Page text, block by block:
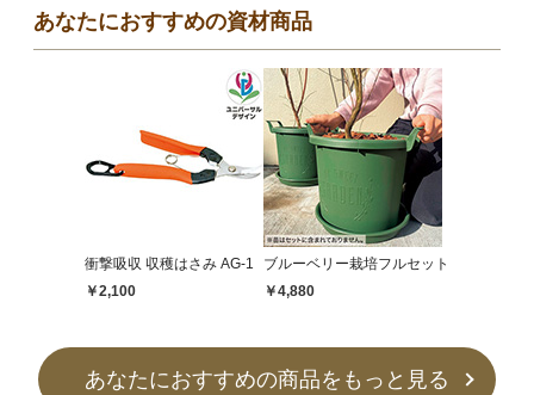
あなたにおすすめの資材商品
衝撃吸収 収穫はさみ AG-1
￥2,100
ブルーベリー栽培フルセット
￥4,880
あなたにおすすめの商品をもっと見る